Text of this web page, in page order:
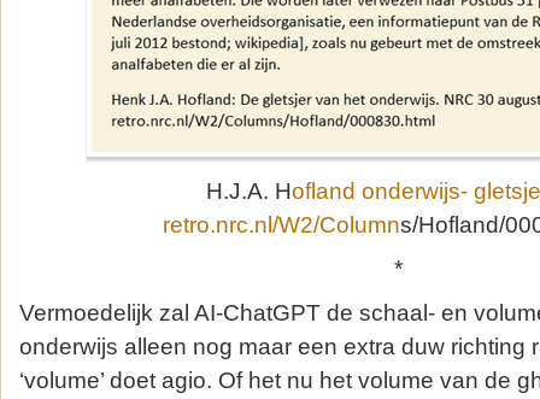
H.J.A. Hofland onderwijs-
retro.nrc.nl/W2/Columns/Hofland/
*
Vermoedelijk zal AI-ChatGPT de schaal- en
onderwijs alleen nog maar een extra duw richting
‘volume’ doet agio. Of het nu het volume van de